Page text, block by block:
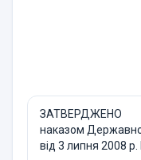
ЗАТВЕРДЖЕНО
наказом
від 3 липня 2008 р.